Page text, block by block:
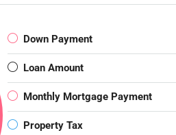
Down Payment
Loan Amount
Monthly Mortgage Payment
Property Tax